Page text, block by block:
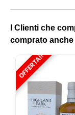
I Clienti che
comprato anche
OFFERTA!!